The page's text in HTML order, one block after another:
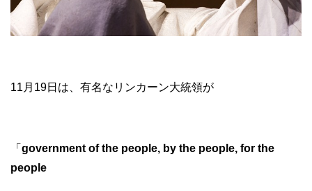
11月19日は、有名なリンカーン大統領が
「 government of the people, by the people, for the
people